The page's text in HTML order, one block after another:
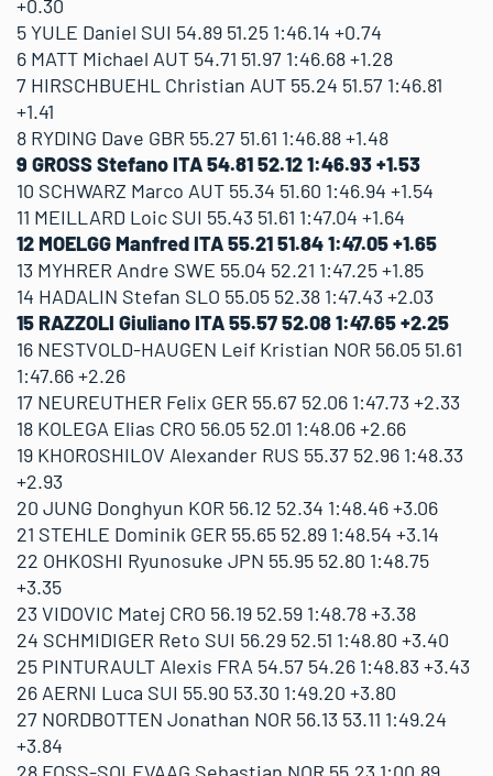
+0.30
5 YULE Daniel SUI 54.89 51.25 1:46.14 +0.74
6 MATT Michael AUT 54.71 51.97 1:46.68 +1.28
7 HIRSCHBUEHL Christian AUT 55.24 51.57 1:46.81
+1.41
8 RYDING Dave GBR 55.27 51.61 1:46.88 +1.48
9 GROSS Stefano ITA 54.81 52.12 1:46.93 +1.53
10 SCHWARZ Marco AUT 55.34 51.60 1:46.94 +1.54
11 MEILLARD Loic SUI 55.43 51.61 1:47.04 +1.64
12 MOELGG Manfred ITA 55.21 51.84 1:47.05 +1.65
13 MYHRER Andre SWE 55.04 52.21 1:47.25 +1.85
14 HADALIN Stefan SLO 55.05 52.38 1:47.43 +2.03
15 RAZZOLI Giuliano ITA 55.57 52.08 1:47.65 +2.25
16 NESTVOLD-HAUGEN Leif Kristian NOR 56.05 51.61
1:47.66 +2.26
17 NEUREUTHER Felix GER 55.67 52.06 1:47.73 +2.33
18 KOLEGA Elias CRO 56.05 52.01 1:48.06 +2.66
19 KHOROSHILOV Alexander RUS 55.37 52.96 1:48.33
+2.93
20 JUNG Donghyun KOR 56.12 52.34 1:48.46 +3.06
21 STEHLE Dominik GER 55.65 52.89 1:48.54 +3.14
22 OHKOSHI Ryunosuke JPN 55.95 52.80 1:48.75
+3.35
23 VIDOVIC Matej CRO 56.19 52.59 1:48.78 +3.38
24 SCHMIDIGER Reto SUI 56.29 52.51 1:48.80 +3.40
25 PINTURAULT Alexis FRA 54.57 54.26 1:48.83 +3.43
26 AERNI Luca SUI 55.90 53.30 1:49.20 +3.80
27 NORDBOTTEN Jonathan NOR 56.13 53.11 1:49.24
+3.84